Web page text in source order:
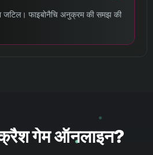
जटिल। फाइबोनैचि अनुक्रम की समझ की
गेम ऑनलाइन?